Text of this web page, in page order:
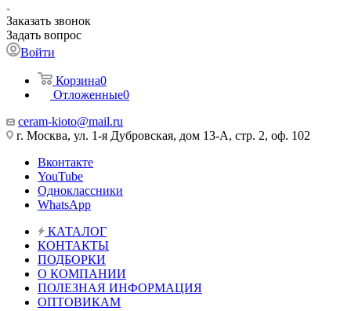
Заказать звонок
Задать вопрос
Войти
Корзина0
Отложенные0
ceram-kioto@mail.ru
г. Москва, ул. 1-я Дубровская, дом 13-А, стр. 2, оф. 102
Вконтакте
YouTube
Одноклассники
WhatsApp
КАТАЛОГ
КОНТАКТЫ
ПОДБОРКИ
О КОМПАНИИ
ПОЛЕЗНАЯ ИНФОРМАЦИЯ
ОПТОВИКАМ